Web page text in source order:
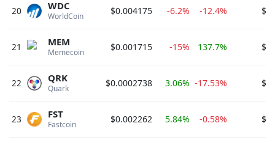
20 WorldCoin
WDC $0.004175 -6.2% -12.4%
21 Memecoin
MEM $0.001715 -15% 137.7%
22 Quark
QRK $0.0002738 3.06% -17.53%
23 Fastcoin
FST $0.002262 5.84% -0.58%